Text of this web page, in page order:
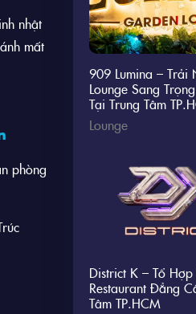
nhật
mất
phòng
909 Lumina – Trải
Lounge Sang
Tại Trung Tâm
Lounge
District K – Tổ
Restaurant Đẳng
Tâm TP.HCM